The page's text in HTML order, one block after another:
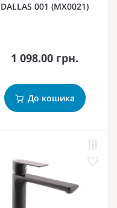
DALLAS 001 (MX0021)
1 098.00 грн.
До кошика